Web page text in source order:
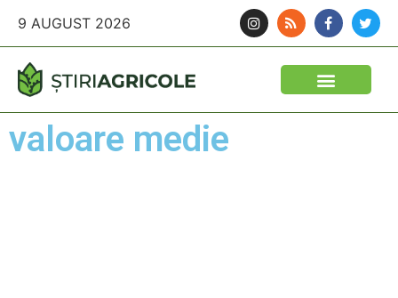
9 AUGUST 2026
valoare medie